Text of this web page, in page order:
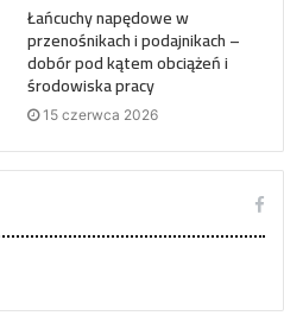
Łańcuchy napędowe w
przenośnikach i podajnikach –
dobór pod kątem obciążeń i
środowiska pracy
15 czerwca 2026